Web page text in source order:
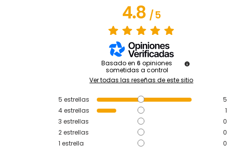
4.8/5
Basado en 6 opiniones
sometidas a control
Ver todas las reseñas de este sitio
5 estrellas
5
4estrellas
1
3 estrellas
0
2estrellas
0
1 estrella 0